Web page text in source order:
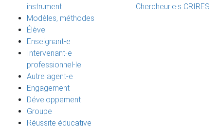
instrument
Modèles, méthodes
Élève
Enseignant-e
Intervenant-e
professionnel-le
Autre agent-e
Engagement
Développement
Groupe
Réussite éducative
Chercheur·e·s CRIRES